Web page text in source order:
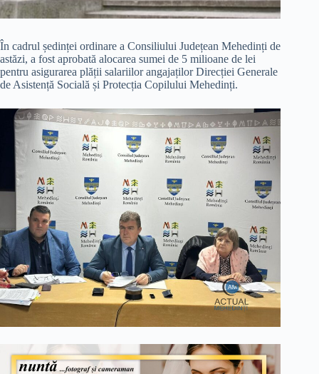
În cadrul ședinței ordinare a Consiliului Județean Mehedinți de
astăzi, a fost aprobată alocarea sumei de 5 milioane de lei
pentru asigurarea plății salariilor angajaților Direcției Generale
de Asistență Socială și Protecția Copilului Mehedinți.